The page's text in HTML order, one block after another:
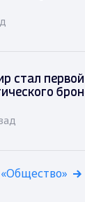
стал